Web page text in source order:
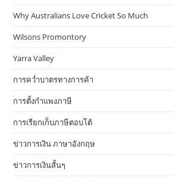
Why Australians Love Cricket So Much
Wilsons Promontory
Yarra Valley
การคว่ำบาตรทางการค้า
การตั้งกำแพงภาษี
การเรียกเก็บภาษีตอบโต้
ข่าวการเงิน ภาษาอังกฤษ
ข่าวการเงินสั้นๆ